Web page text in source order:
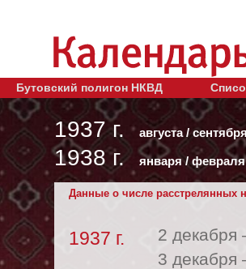
Бутовский полигон НКВД
1937 г. августа/сентября
1938 г. января/февраля
Данные о числе расстрелянных
1937 г. 2
3